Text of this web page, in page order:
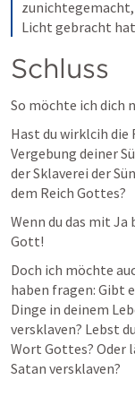
Licht gebracht
Schluss
So möchte ich dich
Hast du wirklcih die
Vergebung deiner
der Sklaverei der
dem Reich Gottes?
Wenn du das mit
Gott!
Doch ich möchte
haben fragen: Gibt
Dinge in deinem
versklaven? Lebst
Wort Gottes? Oder
Satan versklaven?